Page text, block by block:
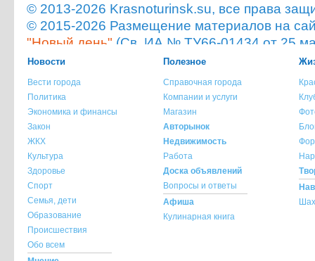
© 2013-2026 Krasnoturinsk.su, все права
© 2015-2026 Размещение материалов на
"Новый день" (Св. ИА № ТУ66-01434 от 25
Мнение администрации сайта не всегда
опубликованного материала!
При копировании материала с сайта
ссылка на источник обязательна.
При использовании материала с сайта
указание источника и автора материала
По всем вопросам обращайтесь на
Новости
Вести города
Политика
Экономика и финансы
Закон
ЖКХ
Культура
Здоровье
Спорт
Семья, дети
Образование
Происшествия
Обо всем
Полезное
Справочная города
Компании и услуги
Магазин
Авторынок
Недвижимость
Работа
Доска объявлений
Вопросы и ответы
Афиша
Кулинарная книга